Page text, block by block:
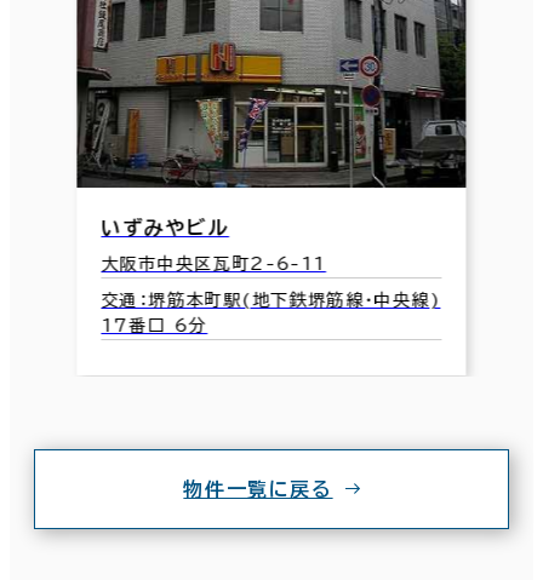
いずみやビル
大阪市中央区瓦町2-6-11
交通：堺筋本町駅(地下鉄堺筋線･中央線)
17番口 6分
物件一覧に戻る